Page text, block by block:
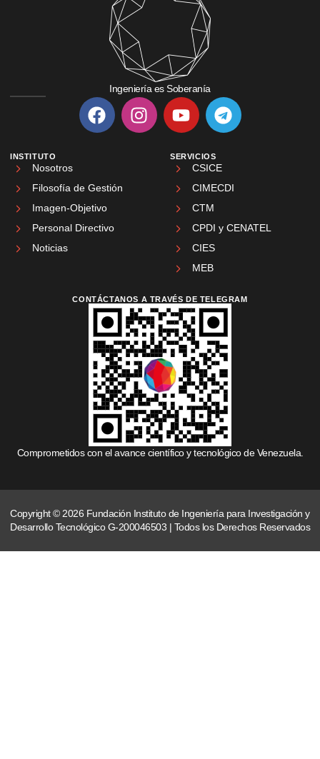
Ingeniería es Soberanía
INSTITUTO
Nosotros
Filosofía de Gestión
Imagen-Objetivo
Personal Directivo
Noticias
SERVICIOS
CSICE
CIMECDI
CTM
CPDI y CENATEL
CIES
MEB
CONTÁCTANOS A TRAVÉS DE TELEGRAM
Comprometidos con el avance científico y tecnológico de Venezuela.
Copyright © 2026 Fundación Instituto de Ingeniería para Investigación y
Desarrollo Tecnológico G-200046503 | Todos los Derechos Reservados